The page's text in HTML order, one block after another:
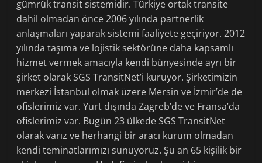
gümrük transit sistemidir. Türkiye ortak transite
dahil olmadan önce 2006 yılında partnerlik
anlaşmaları yaparak sistemi faaliyete geçiriyor. 2012
yılında taşıma ve lojistik sektörüne daha kapsamlı
hizmet vermek amacıyla kendi bünyesinde ayrı bir
şirket olarak SGS TransitNet’i kuruyor. Şirketimizin
merkezi İstanbul olmak üzere Mersin ve İzmir’de de
ofislerimiz var. Yurt dışında Zagreb’de ve Fransa’da
ofislerimiz var. Bugün 23 ülkede SGS TransitNet
olarak varız ve herhangi bir aracı kurum olmadan
kendi teminatlarımızı sunuyoruz. Şu an 65 kişilik bir